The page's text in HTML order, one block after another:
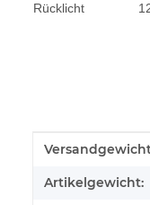
Rücklicht
Wert
Artikelgewicht: